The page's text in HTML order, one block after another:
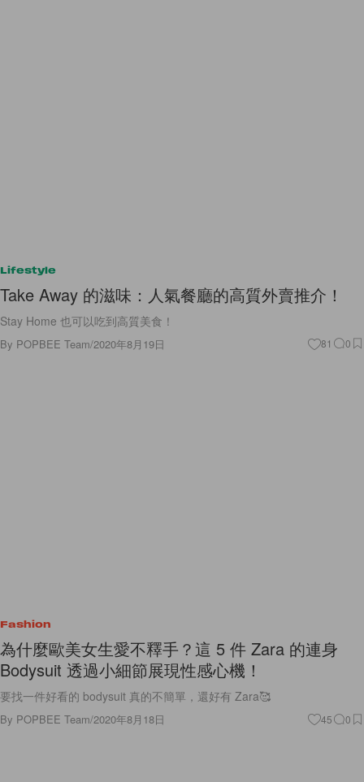
Lifestyle
Take Away 的滋味：人氣餐廳的高質外賣推介！
Stay Home 也可以吃到高質美食！
By POPBEE Team/2020年8月19日 81 0
Fashion
為什麼歐美女生愛不釋手？這 5 件 Zara 的連身
Bodysuit 透過小細節展現性感心機！
要找一件好看的 bodysuit 真的不簡單，還好有 Zara🥰
By POPBEE Team/2020年8月18日 45 0